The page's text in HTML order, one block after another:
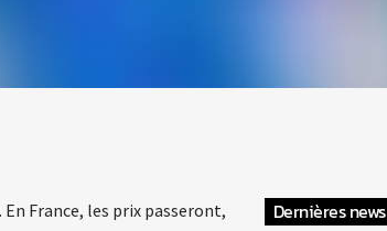
France, les prix passeront,
Dernières news